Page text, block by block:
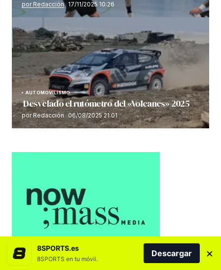
por Redacción 17/11/2025 10:26
AUTOMOVILISMO
Desvelado el rutómetro del «Volcanes» 2025
por Redacción 06/08/2025 21:01
8SPORTS.es
8SPORTS en tu móvil.
Descargar ×